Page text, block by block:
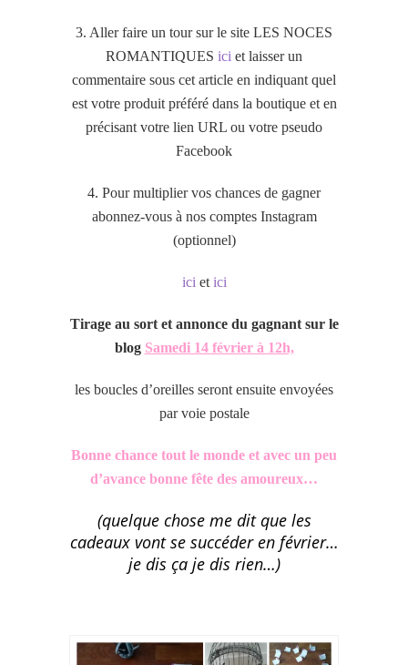
3. Aller faire un tour sur le site LES NOCES
ROMANTIQUES ici et laisser un
commentaire sous cet article en indiquant quel
est votre produit préféré dans la boutique et en
précisant votre lien URL ou votre pseudo
Facebook
4. Pour multiplier vos chances de gagner
abonnez-vous à nos comptes Instagram
(optionnel)
ici et ici
Tirage au sort et annonce du gagnant sur le
blog Samedi 14 février à 12h,
les boucles d’oreilles seront ensuite envoyées
par voie postale
Bonne chance tout le monde et avec un peu
d’avance bonne fête des amoureux…
(quelque chose me dit que les
cadeaux vont se succéderen février…
je dis ça je dis rien…)